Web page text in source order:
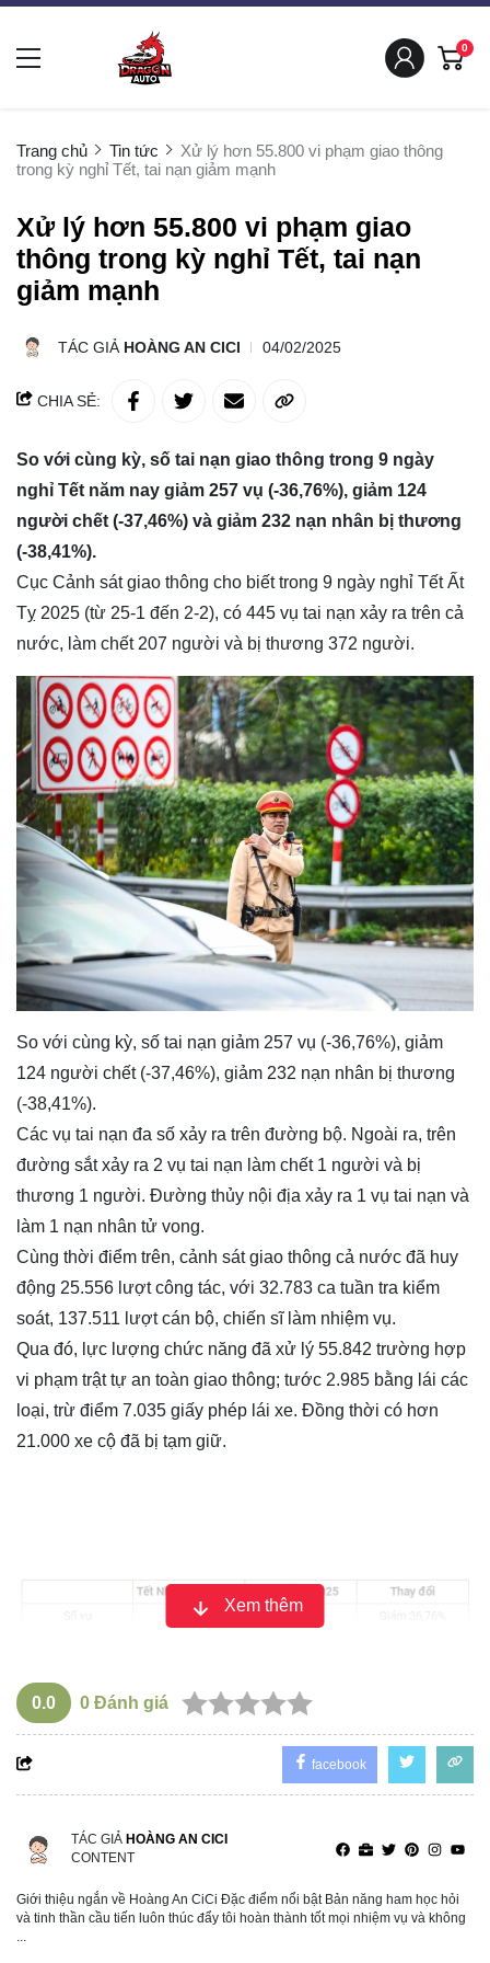
0
Trang chủ Tin tức
Xử lý hơn 55.800 vi phạm giao thông
trong kỳ nghỉ Tết, tai nạn giảm mạnh
Xử lý hơn 55.800 vi phạm giao
thông trong kỳ nghỉ Tết, tai nạn
giảm mạnh
TÁC GIẢ HOÀNG AN CICI 04/02/2025
CHIA SẺ:
So với cùng kỳ, số tai nạn giao thông trong 9 ngày
nghỉ Tết năm nay giảm 257 vụ (-36,76%), giảm 124
người chết (-37,46%) và giảm 232 nạn nhân bị thương
(-38,41%).
Cục Cảnh sát giao thông cho biết trong 9 ngày nghỉ Tết Ất
Tỵ 2025 (từ 25-1 đến 2-2), có 445 vụ tai nạn xảy ra trên cả
nước, làm chết 207 người và bị thương 372 người.
So với cùng kỳ, số tai nạn giảm 257 vụ (-36,76%), giảm
124 người chết (-37,46%), giảm 232 nạn nhân bị thương
(-38,41%).
Các vụ tai nạn đa số xảy ra trên đường bộ. Ngoài ra, trên
đường sắt xảy ra 2 vụ tai nạn làm chết 1 người và bị
thương 1 người. Đường thủy nội địa xảy ra 1 vụ tai nạn và
làm 1 nạn nhân tử vong.
Cùng thời điểm trên, cảnh sát giao thông cả nước đã huy
động 25.556 lượt công tác, với 32.783 ca tuần tra kiểm
soát, 137.511 lượt cán bộ, chiến sĩ làm nhiệm vụ.
Qua đó, lực lượng chức năng đã xử lý 55.842 trường hợp
vi phạm trật tự an toàn giao thông; tước 2.985 bằng lái các
loại, trừ điểm 7.035 giấy phép lái xe. Đồng thời có hơn
21.000 xe cộ đã bị tạm giữ.
So với cùng kỳ, số vi phạm bị xử phạt giảm 40.261 trường
hợp (-41,89%).
Trong đó, vi phạm về nồng độ cồn là 17.149 trường hợp
Xem thêm
0.0 0 Đánh giá
facebook
TÁC GIẢ HOÀNG AN CICI
CONTENT
Giới thiệu ngắn về Hoàng An CiCi Đặc điểm nổi bật Bản năng ham học hỏi
và tinh thần cầu tiến luôn thúc đẩy tôi hoàn thành tốt mọi nhiệm vụ và không
...